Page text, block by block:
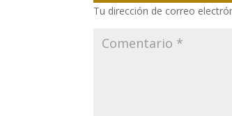
Tu dirección de correo